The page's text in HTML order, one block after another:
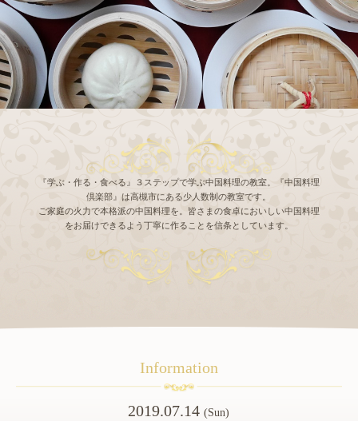
『学ぶ・作る・食べる』３ステップで学ぶ中国料理の教室。『中国料理
倶楽部』は高槻市にある少人数制の教室です。
ご家庭の火力で本格派の中国料理を。皆さまの食卓においしい中国料理
をお届けできるよう丁寧に作ることを信条としています。
Information
2019.07.14(Sun)